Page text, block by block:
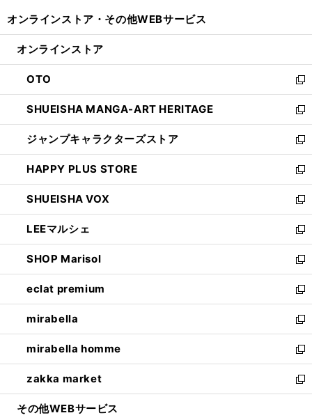
開
ン
ウ
で
開
く
ウ
ン
ド
ウ
で
開
く
オンラインストア・ その他WEBサービス
オンラインストア
OTO
新
し
い
ウ
ィ
ン
ド
ウ
で
開
く
SHUEISHA MANGA-ART HERITAGE
新
し
い
ウ
ィ
ン
ド
ウ
で
開
く
ジャンプキャラクターズストア
新
し
い
ウ
ィ
ン
ド
ウ
で
開
く
HAPPY PLUS STORE
新
し
い
ウ
ィ
ン
ド
ウ
で
開
く
SHUEISHA VOX
新
し
い
ウ
ィ
ン
ド
ウ
で
開
く
LEEマルシェ
新
し
い
ウ
ィ
ン
ド
ウ
で
開
く
SHOP Marisol
新
し
い
ウ
ィ
ン
ド
ウ
で
開
eclat premium
新
し
い
ウ
ィ
ン
ド
ウ
mirabella
新
し
い
ウ
ィ
ン
mirabella homme
新
し
い
ウ
zakka market
新
し
その他WEBサービス